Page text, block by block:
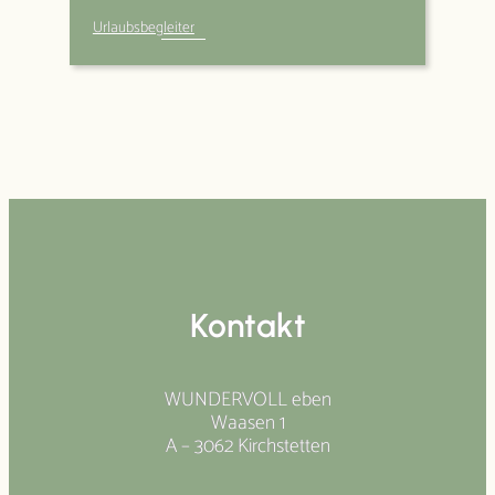
Urlaubsbegleiter
Kontakt
WUNDERVOLL eben
Waasen 1
A – 3062 Kirchstetten